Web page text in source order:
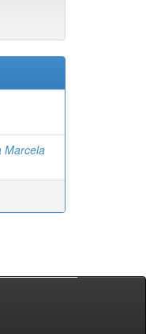
Marcela